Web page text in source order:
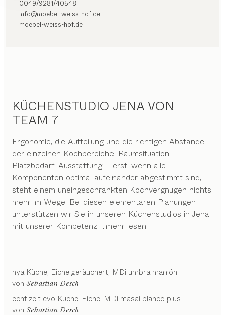
0049/9281/40548
info@moebel-weiss-hof.de
moebel-weiss-hof.de
KÜCHENSTUDIO JENA VON
TEAM 7
Ergonomie, die Aufteilung und die richtigen Abstände
der einzelnen Kochbereiche, Raumsituation,
Platzbedarf, Ausstattung – erst, wenn alle
Komponenten optimal aufeinander abgestimmt sind,
steht einem uneingeschränkten Kochvergnügen nichts
mehr im Wege. Bei diesen elementaren Planungen
unterstützen wir Sie in unseren Küchenstudios in Jena
mit unserer Kompetenz. ...mehr lesen
nyaKüche Eiche geräuchert, MDi umbra marrón
von Sebastian Desch
echt.zeit evo Küche Eiche, MDi masai blanco plus
von Sebastian Desch